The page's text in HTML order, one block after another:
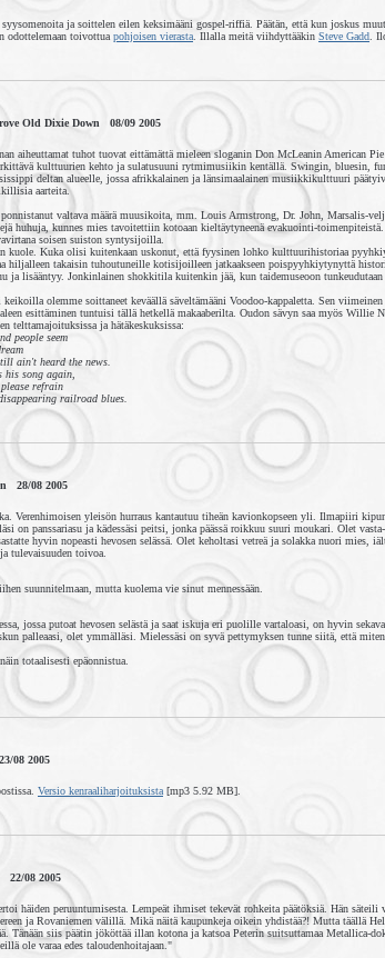
ja soittelen eilen keksimääni gospel-riffiä. Päätän, että kun joskus
odottelemaan toivottua pohjoisen vierasta . Illalla meitä viihdyttääkin Steve Gadd .
Old Dixie Down 08/09 2005
aiheuttamat tuhot tuovat eittämättä mieleen sloganin Don McLeanin American Pie
kulttuurien kehto ja sulatusuuni rytmimusiikin kentällä. Swingin, bluesin,
deltan alueelle, jossa afrikkalainen ja länsimaalainen musiikkikulttuuri
aarteita.
valtava määrä muusikoita, mm. Louis Armstrong, Dr. John, Marsalis-
huhuja, kunnes mies tavoitettiin kotoaan kieltäytyneenä evakuointi-
soisen suiston syntysijoilla.
kuole. Kuka olisi kuitenkaan uskonut, että fyysinen lohko kulttuurihistoriaa
hiljalleen takaisin tuhoutuneille kotisijoilleen jatkaakseen poispyyhkiytynyttä
ja lisääntyy. Jonkinlainen shokkitila kuitenkin jää, kun taidemuseoon tunkeudutaan
olemme soittaneet keväällä säveltämääni Voodoo-kappaletta. Sen
esittäminen tuntuisi tällä hetkellä makaaberilta. Oudon sävyn saa myös
telttamajoituksissa ja hätäkeskuksissa:
people seem
ain't heard the news.
his song again,
refrain
railroad blues.
28/08 2005
Verenhimoisen yleisön hurraus kantautuu tiheän kavionkopseen yli. Ilmapiiri
on panssariasu ja kädessäsi peitsi, jonka päässä roikkuu suuri moukari. Olet
hyvin nopeasti hevosen selässä. Olet keholtasi vetreä ja solakka nuori mies,
tulevaisuuden toivoa.
suunnitelmaan, mutta kuolema vie sinut mennessään.
jossa putoat hevosen selästä ja saat iskuja eri puolille vartaloasi, on hyvin
palleaasi, olet ymmälläsi. Mielessäsi on syvä pettymyksen tunne siitä, että miten
totaalisesti epäonnistua.
08 2005
Versio kenraaliharjoituksista [mp3 5.92 MB].
22/08 2005
häiden peruuntumisesta. Lempeät ihmiset tekevät rohkeita päätöksiä. Hän
ja Rovaniemen välillä. Mikä näitä kaupunkeja oikein yhdistää?! Mutta täällä
Tänään siis päätin jököttää illan kotona ja katsoa Peterin suitsuttamaa Metallica-
ole varaa edes taloudenhoitajaan."